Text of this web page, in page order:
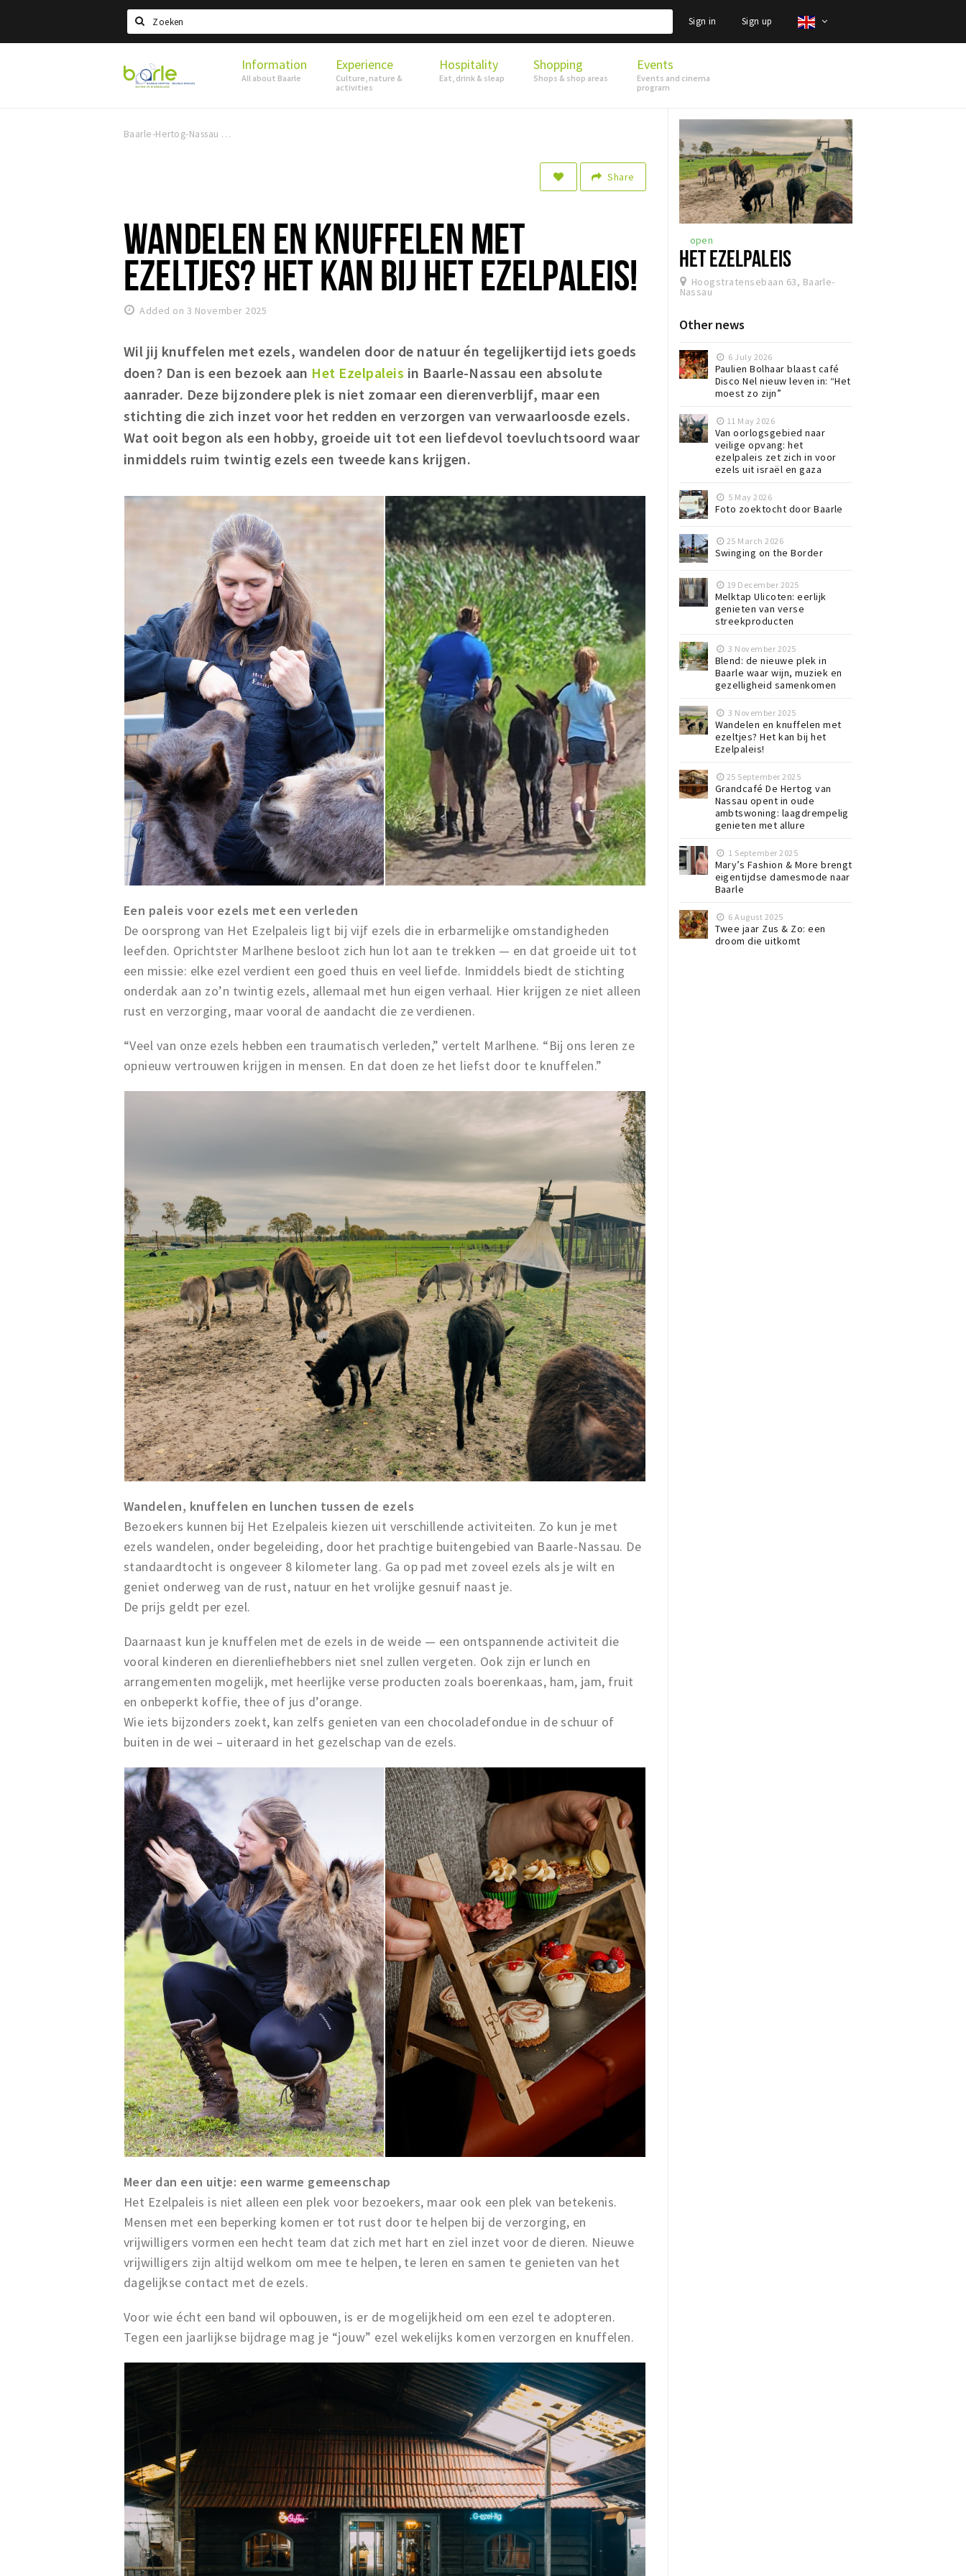
Search
Sign in Sign up
Visit
Baarle
Information
All about Baarle
Experience
Culture, nature &
activities
Hospitality
Eat, drink & sleap
Shopping
Shops & shop areas
Events
Events and cinema
program
Baarle-Hertog-Nassau
Share
WANDELEN EN KNUFFELEN MET
EZELTJES? HET KAN BIJ HET EZELPALEIS!
Added on 3 November 2025
Wil jij knuffelen met ezels, wandelen door de natuur én tegelijkertijd iets goeds
doen? Dan is een bezoek aan Het Ezelpaleis in Baarle-Nassau een absolute
aanrader. Deze bijzondere plek is niet zomaar een dierenverblijf, maar een
stichting die zich inzet voor het redden en verzorgen van verwaarloosde ezels.
Wat ooit begon als een hobby, groeide uit tot een liefdevol toevluchtsoord waar
inmiddels ruim twintig ezels een tweede kans krijgen.
Een paleis voor ezels met een verleden
De oorsprong van Het Ezelpaleis ligt bij vijf ezels die in erbarmelijke omstandigheden
leefden. Oprichtster Marlhene besloot zich hun lot aan te trekken — en dat groeide uit tot
een missie: elke ezel verdient een goed thuis en veel liefde. Inmiddels biedt de stichting
onderdak aan zo’n twintig ezels, allemaal met hun eigen verhaal. Hier krijgen ze niet alleen
rust en verzorging, maar vooral de aandacht die ze verdienen.
“Veel van onze ezels hebben een traumatisch verleden,” vertelt Marlhene. “Bij ons leren ze
opnieuw vertrouwen krijgen in mensen. En dat doen ze het liefst door te knuffelen.”
Wandelen, knuffelen en lunchen tussen de ezels
Bezoekers kunnen bij Het Ezelpaleis kiezen uit verschillende activiteiten. Zo kun je met
ezels wandelen, onder begeleiding, door het prachtige buitengebied van Baarle-Nassau. De
standaardtocht is ongeveer 8 kilometer lang. Ga op pad met zoveel ezels als je wilt en
geniet onderweg van de rust, natuur en het vrolijke gesnuif naast je.
De prijs geldt per ezel.
Daarnaast kun je knuffelen met de ezels in de weide — een ontspannende activiteit die
vooral kinderen en dierenliefhebbers niet snel zullen vergeten. Ook zijn er lunch en
arrangementen mogelijk, met heerlijke verse producten zoals boerenkaas, ham, jam, fruit
en onbeperkt koffie, thee of jus d’orange.
Wie iets bijzonders zoekt, kan zelfs genieten van een chocoladefondue in de schuur of
buiten in de wei – uiteraard in het gezelschap van de ezels.
Meer dan een uitje: een warme gemeenschap
Het Ezelpaleis is niet alleen een plek voor bezoekers, maar ook een plek van betekenis.
Mensen met een beperking komen er tot rust door te helpen bij de verzorging, en
vrijwilligers vormen een hecht team dat zich met hart en ziel inzet voor de dieren. Nieuwe
vrijwilligers zijn altijd welkom om mee te helpen, te leren en samen te genieten van het
dagelijkse contact met de ezels.
Voor wie écht een band wil opbouwen, is er de mogelijkheid om een ezel te adopteren.
Tegen een jaarlijkse bijdrage mag je “jouw” ezel wekelijks komen verzorgen en knuffelen.
open
HET EZELPALEIS
Hoogstratensebaan 63, Baarle-
Nassau
Other news
6 July 2026
Paulien Bolhaar blaast café
Disco Nel nieuw leven in: “Het
moest zo zijn”
11 May 2026
Van oorlogsgebied naar
veilige opvang: het
ezelpaleis zet zich in voor
ezels uit israël en gaza
5 May 2026
Foto zoektocht door Baarle
25 March 2026
Swinging on the Border
19 December 2025
Melktap Ulicoten: eerlijk
genieten van verse
streekproducten
3 November 2025
Blend: de nieuwe plek in
Baarle waar wijn, muziek en
gezelligheid samenkomen
3 November 2025
Wandelen en knuffelen met
ezeltjes? Het kan bij het
Ezelpaleis!
25 September 2025
Grandcafé De Hertog van
Nassau opent in oude
ambtswoning: laagdrempelig
genieten met allure
1 September 2025
Mary’s Fashion & More brengt
eigentijdse damesmode naar
Baarle
6 August 2025
Twee jaar Zus & Zo: een
droom die uitkomt